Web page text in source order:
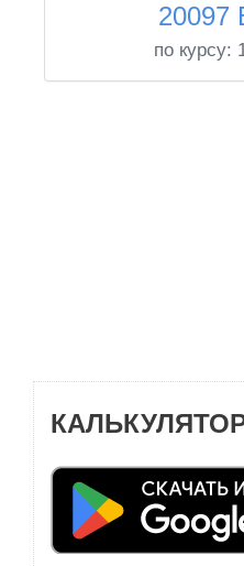
20097
по курсу: